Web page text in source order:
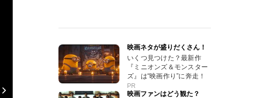
映画ネタが盛りだくさん！
いくつ見つけた？最新作
『ミニオンズ＆モンスター
ズ』は“映画作り”に奔走！
PR
映画ファンはどう観た？